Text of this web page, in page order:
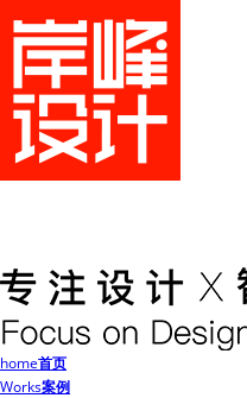
home首页
Works案例